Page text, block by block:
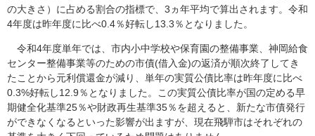
の大きさ）に占める割合の指標で、3ヵ年平均で算出されます。令和
4年度は昨年度に比べ0.4％好転し13.3％となりました。
令和4年度単年では、市内小中学校や保育園の整備事業、神岡給食
センター整備事業等のための市債(借入金)の返済が順次終了してき
たことから元利償還金が減り、単年の実質公債比率は昨年度に比べ
0.3%好転し12.9％となりました。この実質公債比率が国の定める早
期健全化基準25％や財政再生基準35％を超えると、新たな市債発行
ができなくなるといった影響が出ますが、現在飛騨市はそれぞれの